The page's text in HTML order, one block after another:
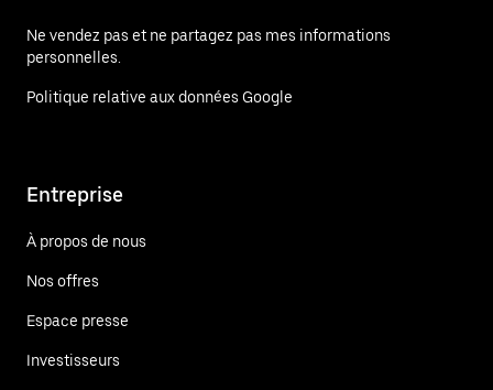
Ne vendez pas et ne partagez pas mes informations
personnelles.
Politique relative aux données Google
Entreprise
À propos de nous
Nos offres
Espace presse
Investisseurs